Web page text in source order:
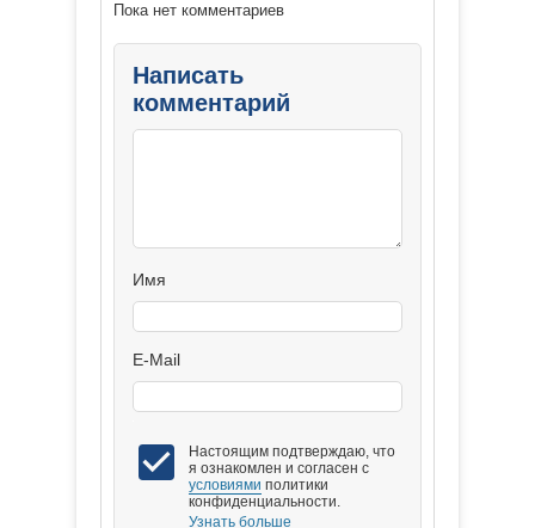
Пока нет комментариев
Написать
комментарий
Имя
E-Mail
Настоящим подтверждаю, что
я ознакомлен и согласен с
условиями политики
конфиденциальности.
Узнать больше